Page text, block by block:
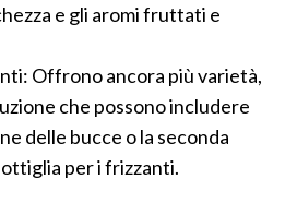
e gli aromi fruttati e
Offrono ancora più varietà,
che possono includere
delle bucce o la seconda
per i frizzanti.